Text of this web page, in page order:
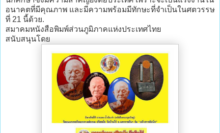
อนาคตที่มีคุณภาพ และมีความพร้อมมีทักษะที่จำเป็นในศตวรรษ
ที่ 21 นี้ด้วย.
สมาคมหนังสือพิมพ์ส่วนภูมิภาคแห่งประเทศไทย
สนับสนุนโดย